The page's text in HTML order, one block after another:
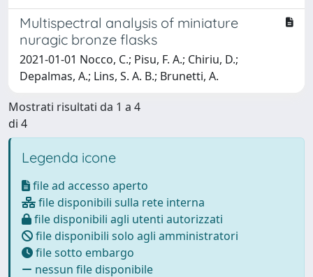
Multispectral analysis of miniature
nuragic bronze flasks
2021-01-01 Nocco, C.; Pisu, F. A.; Chiriu, D.;
Depalmas, A.; Lins, S. A. B.; Brunetti, A.
Mostrati risultati da 1 a 4
di 4
Legenda icone
file ad accesso aperto
file disponibili sulla rete interna
file disponibili agli utenti autorizzati
file disponibili solo agli amministratori
file sotto embargo
nessun file disponibile